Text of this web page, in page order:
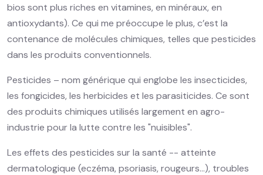
bios sont plus riches en vitamines, en minéraux, en
antioxydants). Ce qui me préoccupe le plus, c’est la
contenance de molécules chimiques, telles que pesticides
dans les produits conventionnels.
Pesticides – nom générique qui englobe les insecticides,
les fongicides, les herbicides et les parasiticides. Ce sont
des produits chimiques utilisés largement en agro-
industrie pour la lutte contre les "nuisibles".
Les effets des pesticides sur la santé -- atteinte
dermatologique (eczéma, psoriasis, rougeurs…), troubles